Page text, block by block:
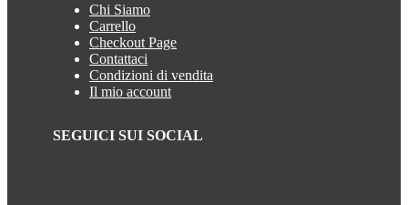
Chi Siamo
Carrello
Checkout Page
Contattaci
Condizioni di vendita
Il mio account
SEGUICI SUI SOCIAL